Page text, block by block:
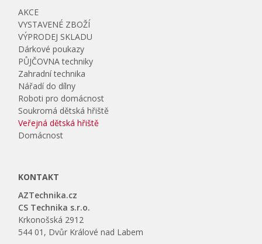
AKCE
VYSTAVENÉ ZBOŽÍ
VÝPRODEJ SKLADU
Dárkové poukazy
PŮJČOVNA techniky
Zahradní technika
Nářadí do dílny
Roboti pro domácnost
Soukromá dětská hřiště
Veřejná dětská hřiště
Domácnost
KONTAKT
AZTechnika.cz
CS Technika s.r.o.
Krkonošská 2912
544 01, Dvůr Králové nad Labem